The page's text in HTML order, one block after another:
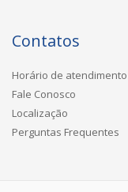
Contatos
Horário de atendimento
Fale Conosco
Localização
Perguntas Frequentes